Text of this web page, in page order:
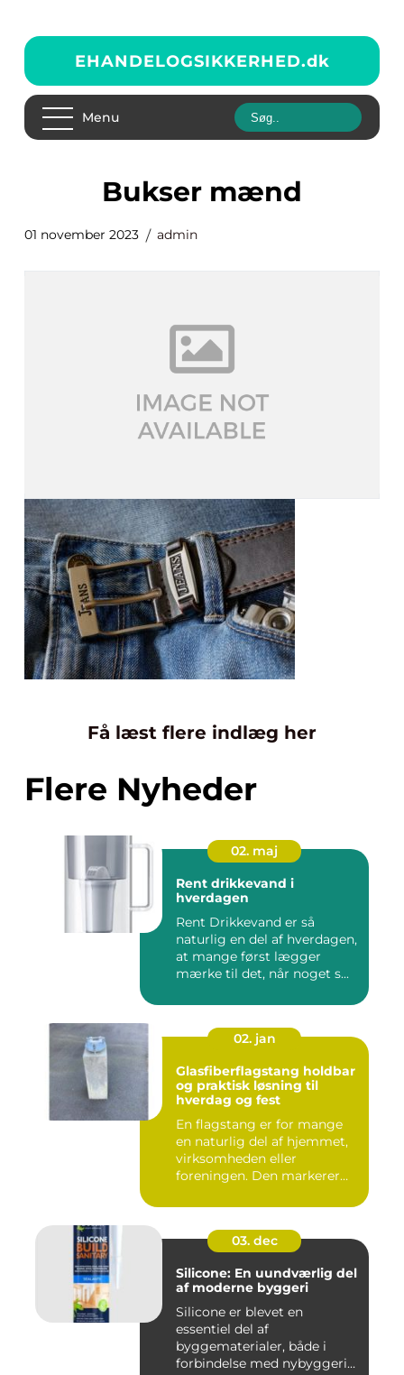
EHANDELOGSIKKERHED.dk
Menu
bukser mænd
01 november 2023 admin
Få læst flere indlæg her
Flere Nyheder
02. maj
Rent drikkevand i
hverdagen
Rent Drikkevand er så
naturlig en del af hverdagen,
at mange først lægger
mærke til det, når noget s...
02. jan
Glasfiberflagstang holdbar
og praktisk løsning til
hverdag og fest
En flagstang er for mange
en naturlig del af hjemmet,
virksomheden eller
foreningen. Den markerer
03. dec
Silicone: En uundværlig del
af moderne byggeri
Silicone er blevet en
essentiel del af
byggematerialer, både i
forbindelse med nybyggeri